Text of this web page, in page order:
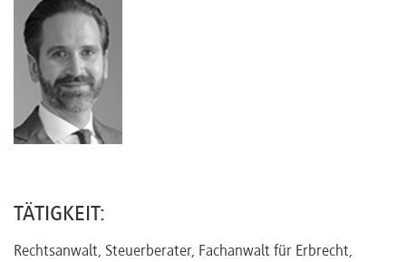
Webinare
e-
Learnings
TÄTIGKEIT:
Rechtsanwalt, Steuerberater, Fachanwalt für Erbrecht,